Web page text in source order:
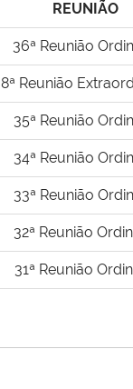
REUNIÃO
36ª Reunião
8ª Reunião
35ª Reunião
34ª Reunião
33ª Reunião
32ª Reunião
31ª Reunião